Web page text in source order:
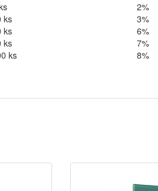
2%
ks
3%
ks
6%
ks
7%
ks
8%